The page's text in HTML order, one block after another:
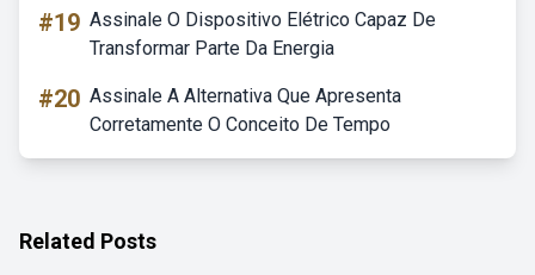
#19 Assinale O Dispositivo Elétrico Capaz De
Transformar Parte Da Energia
#20 Assinale A Alternativa Que Apresenta
Corretamente O Conceito De Tempo
Related Posts